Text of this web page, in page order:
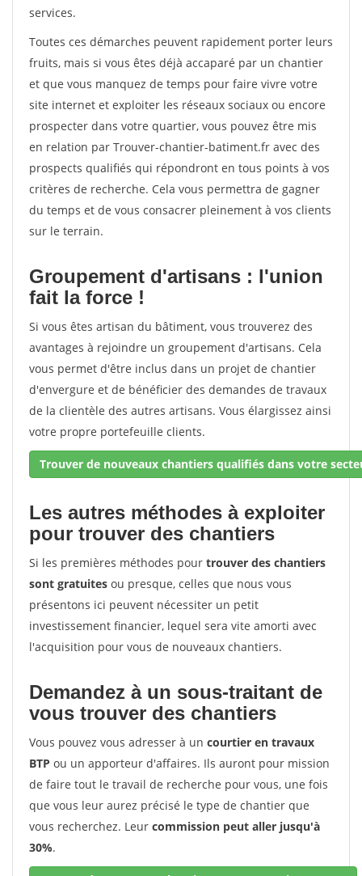
services.
Toutes ces démarches peuvent rapidement porter leurs
fruits, mais si vous êtes déjà accaparé par un chantier
et que vous manquez de temps pour faire vivre votre
site internet et exploiter les réseaux sociaux ou encore
prospecter dans votre quartier, vous pouvez être mis
en relation par Trouver-chantier-batiment.fr avec des
prospects qualifiés qui répondront en tous points à vos
critères de recherche. Cela vous permettra de gagner
du temps et de vous consacrer pleinement à vos clients
sur le terrain.
Groupement d'artisans : l'union
fait la force !
Si vous êtes artisan du bâtiment, vous trouverez des
avantages à rejoindre un groupement d'artisans. Cela
vous permet d'être inclus dans un projet de chantier
d'envergure et de bénéficier des demandes de travaux
de la clientèle des autres artisans. Vous élargissez ainsi
votre propre portefeuille clients.
Trouver de nouveaux chantiers qualifiés dans votre
Les autres méthodes à exploiter
pour trouver des chantiers
Si les premières méthodes pour trouver des chantiers
sont gratuites ou presque, celles que nous vous
présentons ici peuvent nécessiter un petit
investissement financier, lequel sera vite amorti avec
l'acquisition pour vous de nouveaux chantiers.
Demandez à un sous-traitant de
vous trouver des chantiers
Vous pouvez vous adresser à un courtier en travaux
BTP ou un apporteur d'affaires. Ils auront pour mission
de faire tout le travail de recherche pour vous, une fois
que vous leur aurez précisé le type de chantier que
vous recherchez. Leur commission peut aller jusqu'à
30%.